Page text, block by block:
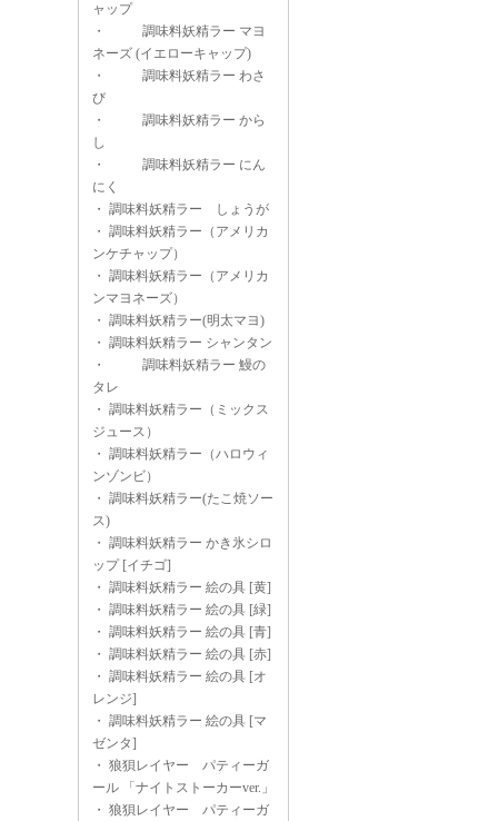
ャップ
・
調味料妖精ラー マヨ
ネーズ (イエローキャップ)
・
調味料妖精ラー わさ
び
・
調味料妖精ラー から
し
・
調味料妖精ラー にん
にく
・ 調味料妖精ラー しょうが
・ 調味料妖精ラー（アメリカ
ンケチャップ）
・ 調味料妖精ラー（アメリカ
ンマヨネーズ）
・ 調味料妖精ラー(明太マヨ)
・ 調味料妖精ラー シャンタン
・
調味料妖精ラー 鰻の
タレ
・ 調味料妖精ラー（ミックス
ジュース）
・ 調味料妖精ラー（ハロウィ
ンゾンビ）
・ 調味料妖精ラー(たこ焼ソー
ス)
・ 調味料妖精ラー かき氷シロ
ップ [イチゴ]
・ 調味料妖精ラー 絵の具 [黄]
・ 調味料妖精ラー 絵の具 [緑]
・ 調味料妖精ラー 絵の具 [青]
・ 調味料妖精ラー 絵の具 [赤]
・ 調味料妖精ラー 絵の具 [オ
レンジ]
・ 調味料妖精ラー 絵の具 [マ
ゼンタ]
・ 狼狽レイヤー パティーガ
ール 「ナイトストーカーver.」
・ 狼狽レイヤー パティーガ